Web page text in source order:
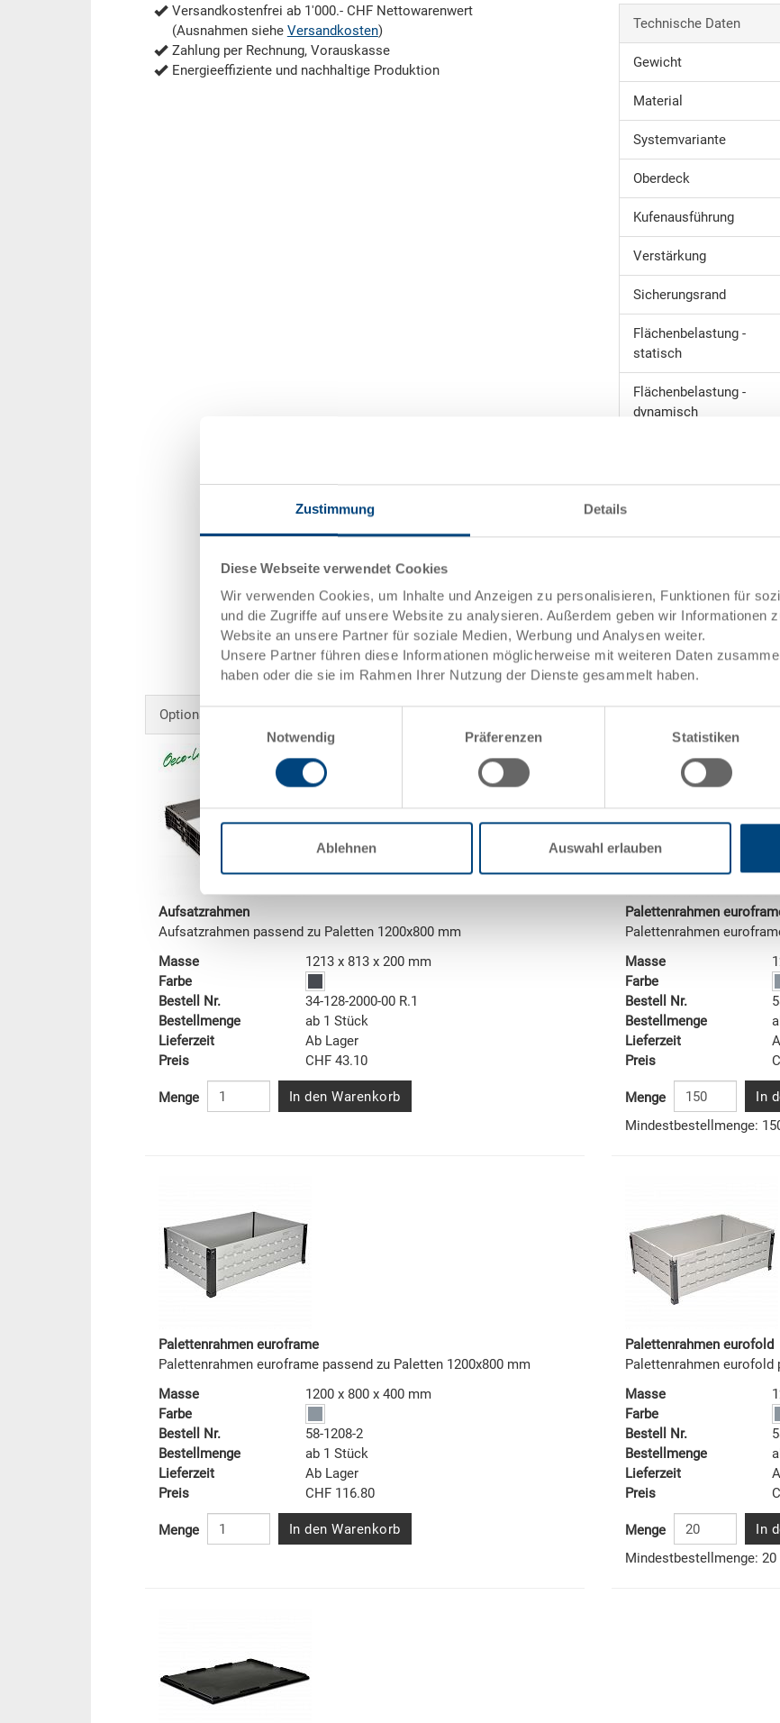
Zustimmung Details
Diese Webseite verwendet Cookies
Wir verwenden Cookies, um Inhalte und Anzeigen zu personalisieren, Funktionen für
und die Zugriffe auf unsere Website zu analysieren. Außerdem geben wir Informationen
Website an unsere Partner für soziale Medien, Werbung und Analysen weiter.
Unsere Partner führen diese Informationen möglicherweise mit weiteren Daten
haben oder die sie im Rahmen Ihrer Nutzung der Dienste gesammelt haben.
Notwendig
Präferenzen Statistiken
Ablehnen Auswahl erlauben
Versandkostenfrei ab 1'000.- CHF Nettowarenwert
(Ausnahmen siehe Versandkosten)
Zahlung per Rechnung, Vorauskasse
Energieeffiziente und nachhaltige Produktion
Technische Daten
Gewicht
Material
Systemvariante
Oberdeck
Kufenausführung
Verstärkung
Sicherungsrand
Flächenbelastung -
statisch
Flächenbelastung -
dynamisch
längsseitig
Universal-Palette UPAL-U,
mm, 4 Metallrohre,
Sicherungsrand, 3
Optionales Zubehör
Aufsatzrahmen
Aufsatzrahmen passend zu Paletten 1200x800 mm
Masse
1213 x 813 x 200 mm
Farbe
Bestell Nr.
34-128-2000-00 R.1
Bestellmenge
ab 1 Stück
Lieferzeit
Ab Lager
Preis
CHF 43.10
Menge In den Warenkorb
Palettenrahmen
Palettenrahmen
Masse
Farbe
Bestell Nr.
Bestellmenge
Lieferzeit
Preis
Menge
In
Mindestbestellmenge:
Palettenrahmen euroframe
Palettenrahmen euroframe passend zu Paletten 1200x800 mm
Masse
1200 x 800 x 400 mm
Farbe
Bestell Nr.
58-1208-2
Bestellmenge
ab 1 Stück
Lieferzeit
Ab Lager
Preis
CHF 116.80
Menge In den Warenkorb
Palettenrahmen eurofold
Palettenrahmen eurofold
Masse
Farbe
Bestell Nr.
Bestellmenge
Lieferzeit
Preis
Menge
In
Mindestbestellmenge: 20